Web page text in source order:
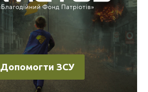
Допомогти ЗСУ